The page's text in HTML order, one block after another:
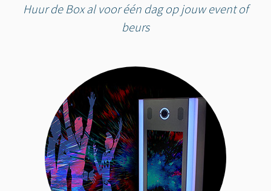
Huur de Box al voor één dag op jouw event of
beurs